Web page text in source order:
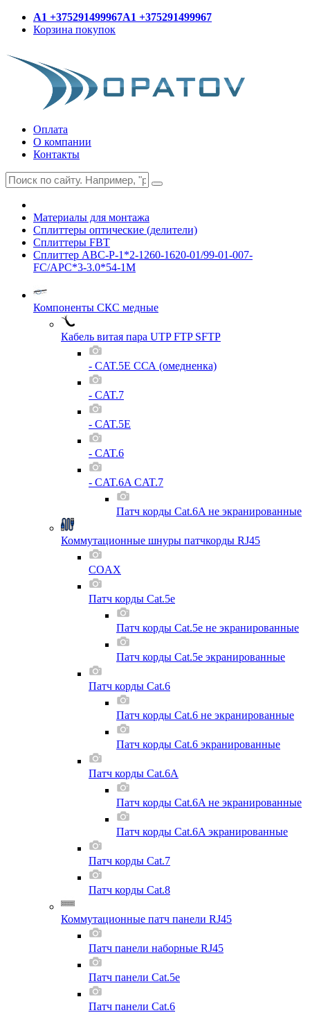
A1 +375291499967A1 +375291499967
Корзина покупок
Оплата
О компании
Контакты
Материалы для монтажа
Сплиттеры оптические (делители)
Сплиттеры FBT
Сплиттер ABC-P-1*2-1260-1620-01/99-01-007-
FC/APC*3-3.0*54-1M
Компоненты СКС медные
Кабель витая пара UTP FTP SFTP
- CAT.5E ССА (омедненка)
- CAT.7
- CAT.5E
- CAT.6
- CAT.6A CAT.7
Патч корды Cat.6A не экранированные
Коммутационные шнуры патчкорды RJ45
COAX
Патч корды Cat.5e
Патч корды Cat.5e не экранированные
Патч корды Cat.5e экранированные
Патч корды Cat.6
Патч корды Cat.6 не экранированные
Патч корды Cat.6 экранированные
Патч корды Cat.6A
Патч корды Cat.6A не экранированные
Патч корды Cat.6A экранированные
Патч корды Cat.7
Патч корды Cat.8
Коммутационные патч панели RJ45
Патч панели наборные RJ45
Патч панели Cat.5e
Патч панели Cat.6